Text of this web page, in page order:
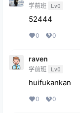
学前班 Lv0
52444
0 0
raven
学前班 Lv0
huifukankan
0 0